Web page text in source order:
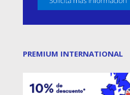
PREMIUM INTERNATIONAL